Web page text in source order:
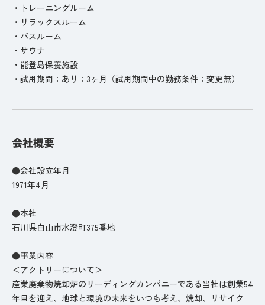
・トレーニングルーム
・リラックスルーム
・バスルーム
・サウナ
・能登島保養施設
・試用期間：あり：3ヶ月（試用期間中の勤務条件：変更無）
会社概要
●会社設立年月
1971年4月
●本社
石川県白山市水澄町375番地
●事業内容
＜アクトリーについて＞
産業廃棄物焼却炉のリーディングカンパニーである当社は創業54
年目を迎え、地球と環境の未来をいつも考え、焼却、リサイク